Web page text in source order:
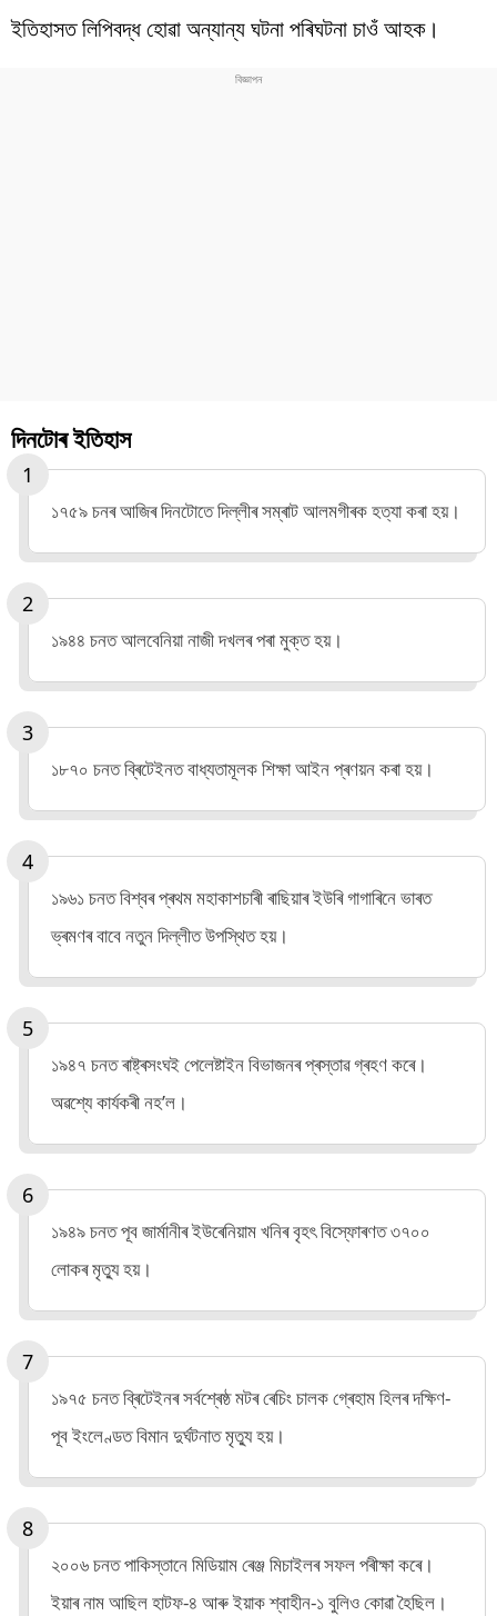
ইতিহাসত লিপিবদ্ধ হোৱা অন্যান্য ঘটনা পৰিঘটনা চাওঁ আহক।
দিনটোৰ ইতিহাস
১৭৫৯ চনৰ আজিৰ দিনটোতে দিল্লীৰ সম্ৰাট আলমগীৰক হত্যা কৰা হয়।
১৯৪৪ চনত আলবেনিয়া নাজী দখলৰ পৰা মুক্ত হয়।
১৮৭০ চনত ব্ৰিটেইনত বাধ্যতামূলক শিক্ষা আইন প্ৰণয়ন কৰা হয়।
১৯৬১ চনত বিশ্বৰ প্ৰথম মহাকাশচাৰী ৰাছিয়াৰ ইউৰি গাগাৰিনে ভাৰত
ভ্ৰমণৰ বাবে নতুন দিল্লীত উপস্থিত হয়।
১৯৪৭ চনত ৰাষ্ট্ৰসংঘই পেলেষ্টাইন বিভাজনৰ প্ৰস্তাৱ গ্ৰহণ কৰে।
অৱশ্যে কাৰ্যকৰী নহ’ল।
১৯৪৯ চনত পূব জাৰ্মানীৰ ইউৰেনিয়াম খনিৰ বৃহৎ বিস্ফোৰণত ৩৭০০
লোকৰ মৃত্যু হয়।
১৯৭৫ চনত ব্ৰিটেইনৰ সৰ্বশ্ৰেষ্ঠ মটৰ ৰেচিং চালক গ্ৰেহাম হিলৰ দক্ষিণ-
পূব ইংলেণ্ডত বিমান দুৰ্ঘটনাত মৃত্যু হয়।
২০০৬ চনত পাকিস্তানে মিডিয়াম ৰেঞ্জ মিচাইলৰ সফল পৰীক্ষা কৰে।
ইয়াৰ নাম আছিল হাটফ-৪ আৰু ইয়াক শ্বাহীন-১ বুলিও কোৱা হৈছিল।